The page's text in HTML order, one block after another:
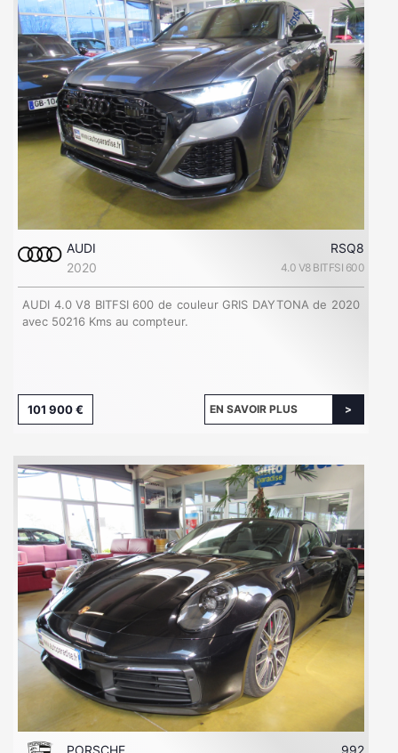
AUDI
RSQ8
2020
4.0 V8 BITFSI 600
AUDI 4.0 V8 BITFSI 600 de couleur GRIS DAYTONA de 2020
avec 50216 Kms au compteur.
101 900 € EN SAVOIR PLUS
PORSCHE 992